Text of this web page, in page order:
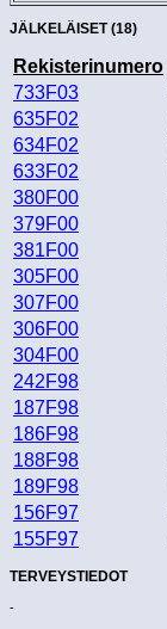
JÄLKELÄISET (18)
Rekisterinumero
733F03
635F02
634F02
633F02
380F00
379F00
381F00
305F00
307F00
306F00
304F00
242F98
187F98
186F98
188F98
189F98
156F97
155F97
TERVEYSTIEDOT
-